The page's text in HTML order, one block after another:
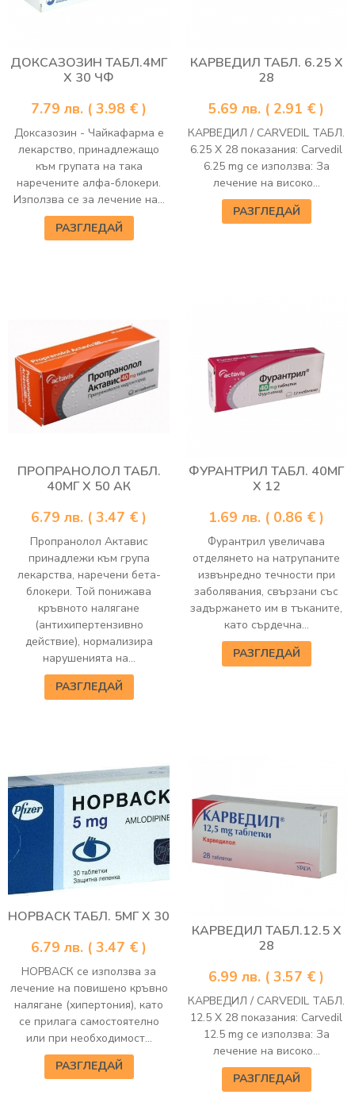
ДОКСАЗОЗИН ТАБЛ.4МГ
Х 30 ЧФ
7.79 лв. ( 3.98 € )
Доксазозин - Чайкафарма е
лекарство, принадлежащо
към групата на така
наречените алфа-блокери.
Използва се за лечение на...
РАЗГЛЕДАЙ
КАРВЕДИЛ ТАБЛ. 6.25 Х
28
5.69 лв. ( 2.91 € )
КАРВЕДИЛ / CARVEDIL ТАБЛ.
6.25 Х 28 показания: Carvedil
6.25 mg се използва: За
лечение на високо...
РАЗГЛЕДАЙ
ПРОПРАНОЛОЛ ТАБЛ.
40МГ Х 50 АК
6.79 лв. ( 3.47 € )
Пропранолол Актавис
принадлежи към група
лекарства, наречени бета-
блокери. Той понижава
кръвното налягане
(антихипертензивно
действие), нормализира
нарушенията на...
РАЗГЛЕДАЙ
ФУРАНТРИЛ ТАБЛ. 40МГ
Х 12
1.69 лв. ( 0.86 € )
Фурантрил увеличава
отделянето на натрупаните
извънредно течности при
заболявания, свързани със
задържането им в тъканите,
като сърдечна...
РАЗГЛЕДАЙ
НОРВАСК ТАБЛ. 5МГ Х 30
6.79 лв. ( 3.47 € )
НОРВАСК се използва за
лечение на повишено кръвно
налягане (хипертония), като
се прилага самостоятелно
или при необходимост...
РАЗГЛЕДАЙ
КАРВЕДИЛ ТАБЛ.12.5 Х
28
6.99 лв. ( 3.57 € )
КАРВЕДИЛ / CARVEDIL ТАБЛ.
12.5 Х 28 показания: Carvedil
12.5 mg се използва: За
лечение на високо...
РАЗГЛЕДАЙ